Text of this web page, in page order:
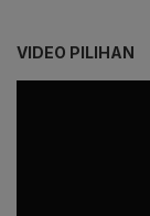
VIDEO PILIHAN